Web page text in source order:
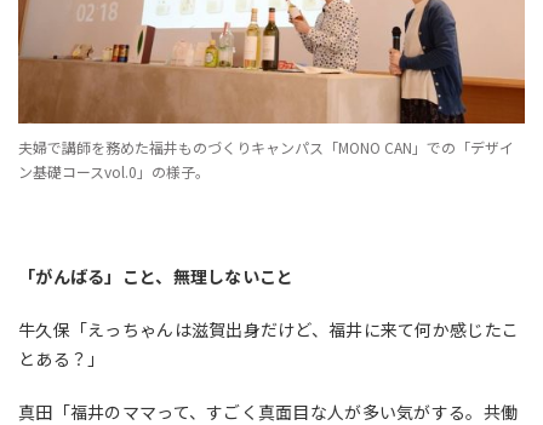
夫婦で講師を務めた福井ものづくりキャンパス「MONO CAN」での「デザイ
ン基礎コースvol.0」の様子。
「がんばる」こと、無理しないこと
牛久保「えっちゃんは滋賀出身だけど、福井に来て何か感じたこ
とある？」
真田「福井のママって、すごく真面目な人が多い気がする。共働